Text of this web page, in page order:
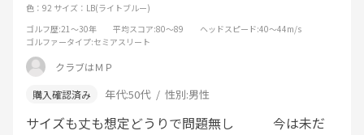
色：92 サイズ：LB(ライトブルー)
ゴルフ歴:21～30年 平均スコア:80～89 ヘッドスピード:40～44m/s
ゴルファータイプ:セミアスリート
クラブはＭＰ
年代:50代 性別:男性
サイズも丈も想定どうりで問題無し 今は未だ